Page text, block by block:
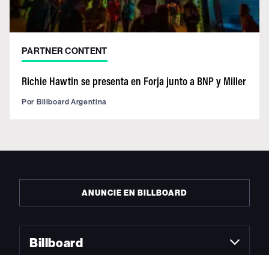
PARTNER CONTENT
Richie Hawtin se presenta en Forja junto a BNP y Miller
Por Billboard Argentina
ANUNCIE EN BILLBOARD
Billboard